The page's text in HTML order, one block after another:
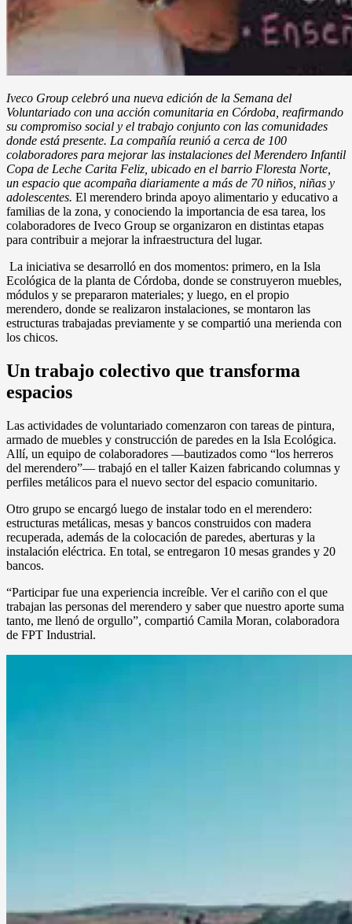
Iveco Group celebró una nueva edición de la Semana del
Voluntariado con una acción comunitaria en Córdoba, reafirmando
su compromiso social y el trabajo conjunto con las comunidades
donde está presente. La compañía reunió a cerca de 100
colaboradores para mejorar las instalaciones del Merendero Infantil
Copa de Leche Carita Feliz, ubicado en el barrio Floresta Norte,
un espacio que acompaña diariamente a más de 70 niños, niñas y
adolescentes. El merendero brinda apoyo alimentario y educativo a
familias de la zona, y conociendo la importancia de esa tarea, los
colaboradores de Iveco Group se organizaron en distintas etapas
para contribuir a mejorar la infraestructura del lugar.
La iniciativa se desarrolló en dos momentos: primero, en la Isla
Ecológica de la planta de Córdoba, donde se construyeron muebles,
módulos y se prepararon materiales; y luego, en el propio
merendero, donde se realizaron instalaciones, se montaron las
estructuras trabajadas previamente y se compartió una merienda con
los chicos.
Un trabajo colectivo que transforma
espacios
Las actividades de voluntariado comenzaron con tareas de pintura,
armado de muebles y construcción de paredes en la Isla Ecológica.
Allí, un equipo de colaboradores —bautizados como “los herreros
del merendero”— trabajó en el taller Kaizen fabricando columnas y
perfiles metálicos para el nuevo sector del espacio comunitario.
Otro grupo se encargó luego de instalar todo en el merendero:
estructuras metálicas, mesas y bancos construidos con madera
recuperada, además de la colocación de paredes, aberturas y la
instalación eléctrica. En total, se entregaron 10 mesas grandes y 20
bancos.
“Participar fue una experiencia increíble. Ver el cariño con el que
trabajan las personas del merendero y saber que nuestro aporte suma
tanto, me llenó de orgullo”, compartió Camila Moran, colaboradora
de FPT Industrial.